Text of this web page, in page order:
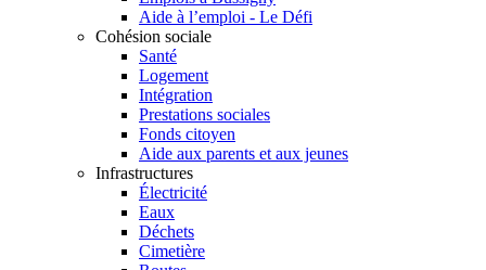
Aide à l’emploi - Le Défi
Cohésion sociale
Santé
Logement
Intégration
Prestations sociales
Fonds citoyen
Aide aux parents et aux jeunes
Infrastructures
Électricité
Eaux
Déchets
Cimetière